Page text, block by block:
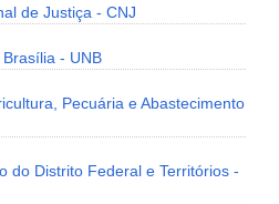
de Justiça - CNJ
- UNB
Pecuária e Abastecimento
do Distrito Federal e Territórios -